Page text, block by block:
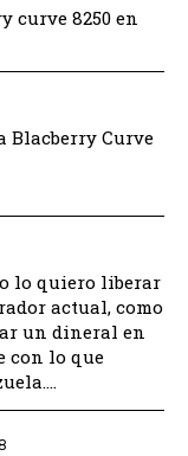
curve 8250 en
Blacberry Curve
lo quiero liberar
actual, como
un dineral en
con lo que